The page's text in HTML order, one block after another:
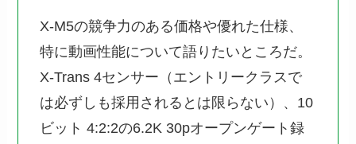
X-M5の競争力のある価格や優れた仕様、
特に動画性能について語りたいところだ。
X-Trans 4センサー（エントリークラスで
は必ずしも採用されるとは限らない）、10
ビット 4:2:2の6.2K 30pオープンゲート録